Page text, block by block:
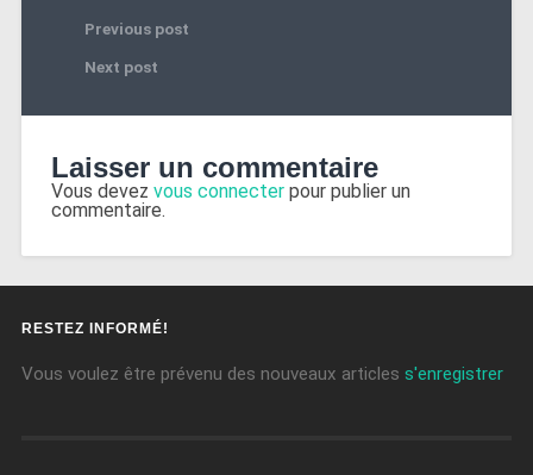
Previous post
Next post
Laisser un commentaire
Vous devez vous connecterpour publier un
commentaire.
RESTEZ INFORMÉ!
Vous voulez être prévenu des nouveaux articles s'enregistrer